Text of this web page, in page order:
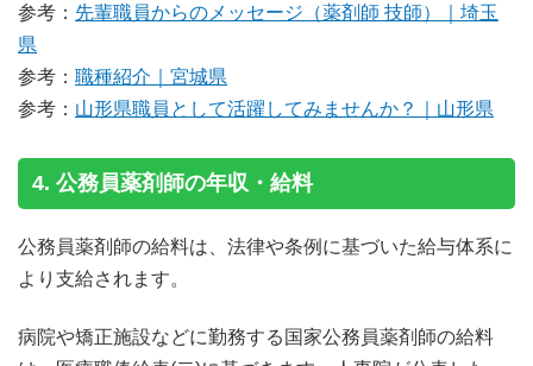
参考： 先輩職員からのメッセージ（薬剤師 技師）｜埼玉
県
参考： 職種紹介｜宮城県
参考： 山形県職員として活躍してみませんか？｜山形県
4. 公務員薬剤師の年収・給料
公務員薬剤師の給料は、法律や条例に基づいた給与体系に
より支給されます。
病院や矯正施設などに勤務する国家公務員薬剤師の給料